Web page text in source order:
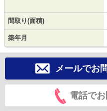
間取り(面積)
築年月
メールでお
電話で